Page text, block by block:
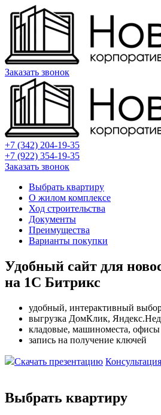
Заказать звонок
+7 (342) 204-19-35
+7 (922) 354-19-35
Заказать звонок
Выбрать квартиру
О жилом комплексе
Ход строительства
Документы
Преимущества
Варианты покупки
Удобный сайт для
на 1С Битрикс
удобный, интерактивный
выгрузка ДомКлик,
кладовые, машиноместа, офисы
запись на получение ключей
Скачать презентацию Консультация
Выбрать квартиру